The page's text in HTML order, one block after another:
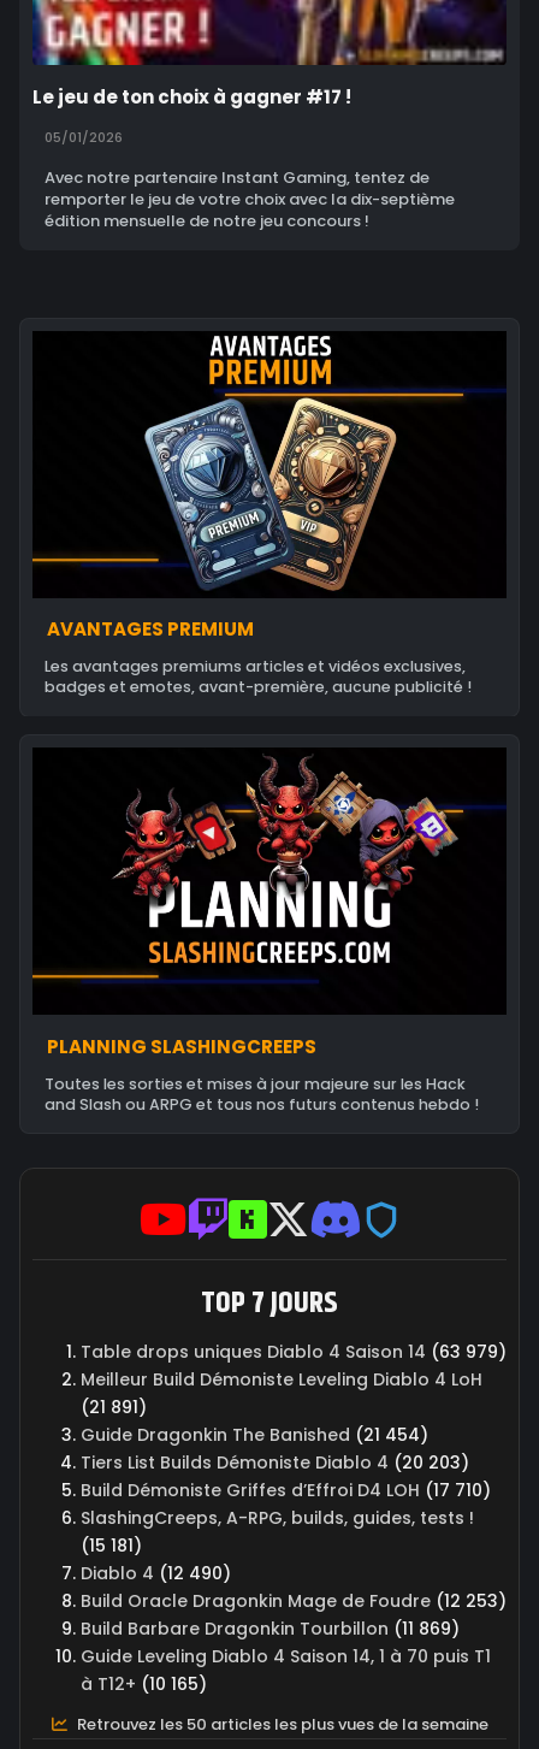
Le jeu de ton choix à gagner #17 !
05/01/2026
Avec notre partenaire Instant Gaming, tentez de
remporter le jeu de votre choix avec la dix-septième
édition mensuelle de notre jeu concours !
AVANTAGES PREMIUM
Les avantages premiums articles et vidéos exclusives,
badges et emotes, avant-première, aucune publicité !
PLANNING SLASHINGCREEPS
Toutes les sorties et mises à jour majeure sur les Hack
and Slash ou ARPG et tous nos futurs contenus hebdo !
TOP 7 JOURS
Table drops uniques Diablo 4 Saison 14 (63 979)
Meilleur Build Démoniste Leveling Diablo 4 LoH
(21 891)
Guide Dragonkin The Banished (21 454)
Tiers List Builds Démoniste Diablo 4 (20 203)
Build Démoniste Griffes d’Effroi D4 LOH (17 710)
SlashingCreeps, A-RPG, builds, guides, tests !
(15 181)
Diablo 4 (12 490)
Build Oracle Dragonkin Mage de Foudre (12 253)
Build Barbare Dragonkin Tourbillon (11 869)
Guide Leveling Diablo 4 Saison 14, 1 à 70 puis T1
à T12+ (10 165)
Retrouvez les 50 articles les plus vues de la semaine